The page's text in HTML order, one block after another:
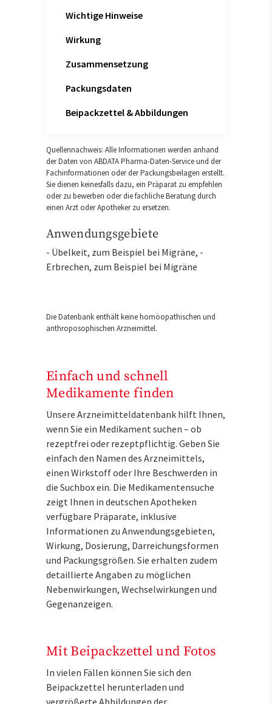
Wichtige Hinweise
Wirkung
Zusammensetzung
Packungsdaten
Beipackzettel & Abbildungen
Quellennachweis: Alle Informationen werden anhand
der Daten von ABDATA Pharma-Daten-Service und der
Fachinformationen oder der Packungsbeilagen erstellt.
Sie dienen keinesfalls dazu, ein Präparat zu empfehlen
oder zu bewerben oder die fachliche Beratung durch
einen Arzt oder Apotheker zu ersetzen.
Anwendungsgebiete
- Übelkeit, zum Beispiel bei Migräne, -
Erbrechen, zum Beispiel bei Migräne
Die Datenbank enthält keine homöopathischen und
anthroposophischen Arzneimittel.
Einfach und schnell
Medikamente finden
Unsere Arzneimitteldatenbank hilft Ihnen,
wenn Sie ein Medikament suchen – ob
rezeptfrei oder rezeptpflichtig. Geben Sie
einfach den Namen des Arzneimittels,
einen Wirkstoff oder Ihre Beschwerden in
die Suchbox ein. Die Medikamentensuche
zeigt Ihnen in deutschen Apotheken
verfügbare Präparate, inklusive
Informationen zu Anwendungsgebieten,
Wirkung, Dosierung, Darreichungsformen
und Packungsgrößen. Sie erhalten zudem
detaillierte Angaben zu möglichen
Nebenwirkungen, Wechselwirkungen und
Gegenanzeigen.
Mit Beipackzettel und Fotos
In vielen Fällen können Sie sich den
Beipackzettel herunterladen und
vergrößerte Abbildungen der